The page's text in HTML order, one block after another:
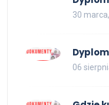
30
06